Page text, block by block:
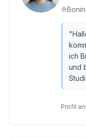
"
ich
und
Profil